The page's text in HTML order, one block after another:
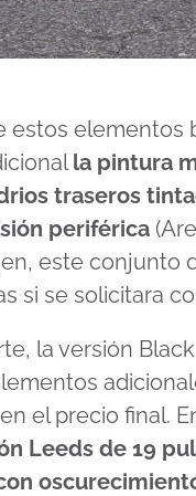
estos elementos
la pintura
traseros
periférica
este conjunto
si se solicitara
la versión
el precio final.
Leeds de 19